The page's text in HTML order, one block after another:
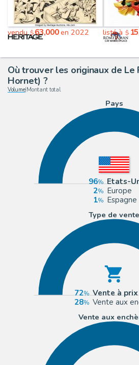
vendu$63,000en 2022 listé à $
Où trouver les originaux de
Hornet) ?
Volume| Montant total
Pays
96
Etats-
2
Europe
1
Espagne
Type de vente
72
Vente à
28
Vente aux
Vente aux